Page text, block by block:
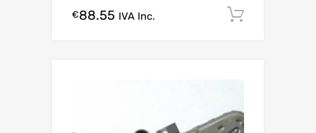
€88.55 IVA Inc.